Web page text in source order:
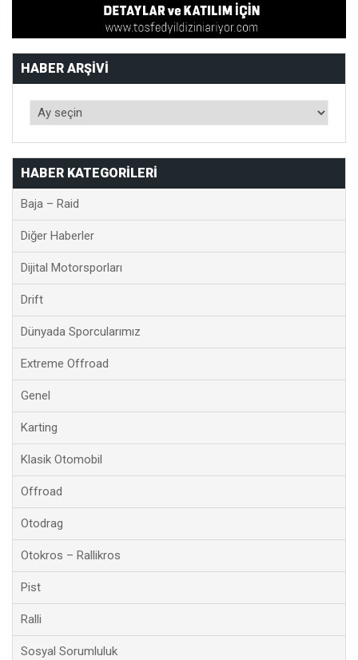
HABER ARŞIVI
HABER KATEGORILERI
Baja – Raid
Diğer Haberler
Dijital Motorsporları
Drift
Dünyada Sporcularımız
Extreme Offroad
Genel
Karting
Klasik Otomobil
Offroad
Otodrag
Otokros – Rallikros
Pist
Ralli
Sosyal Sorumluluk